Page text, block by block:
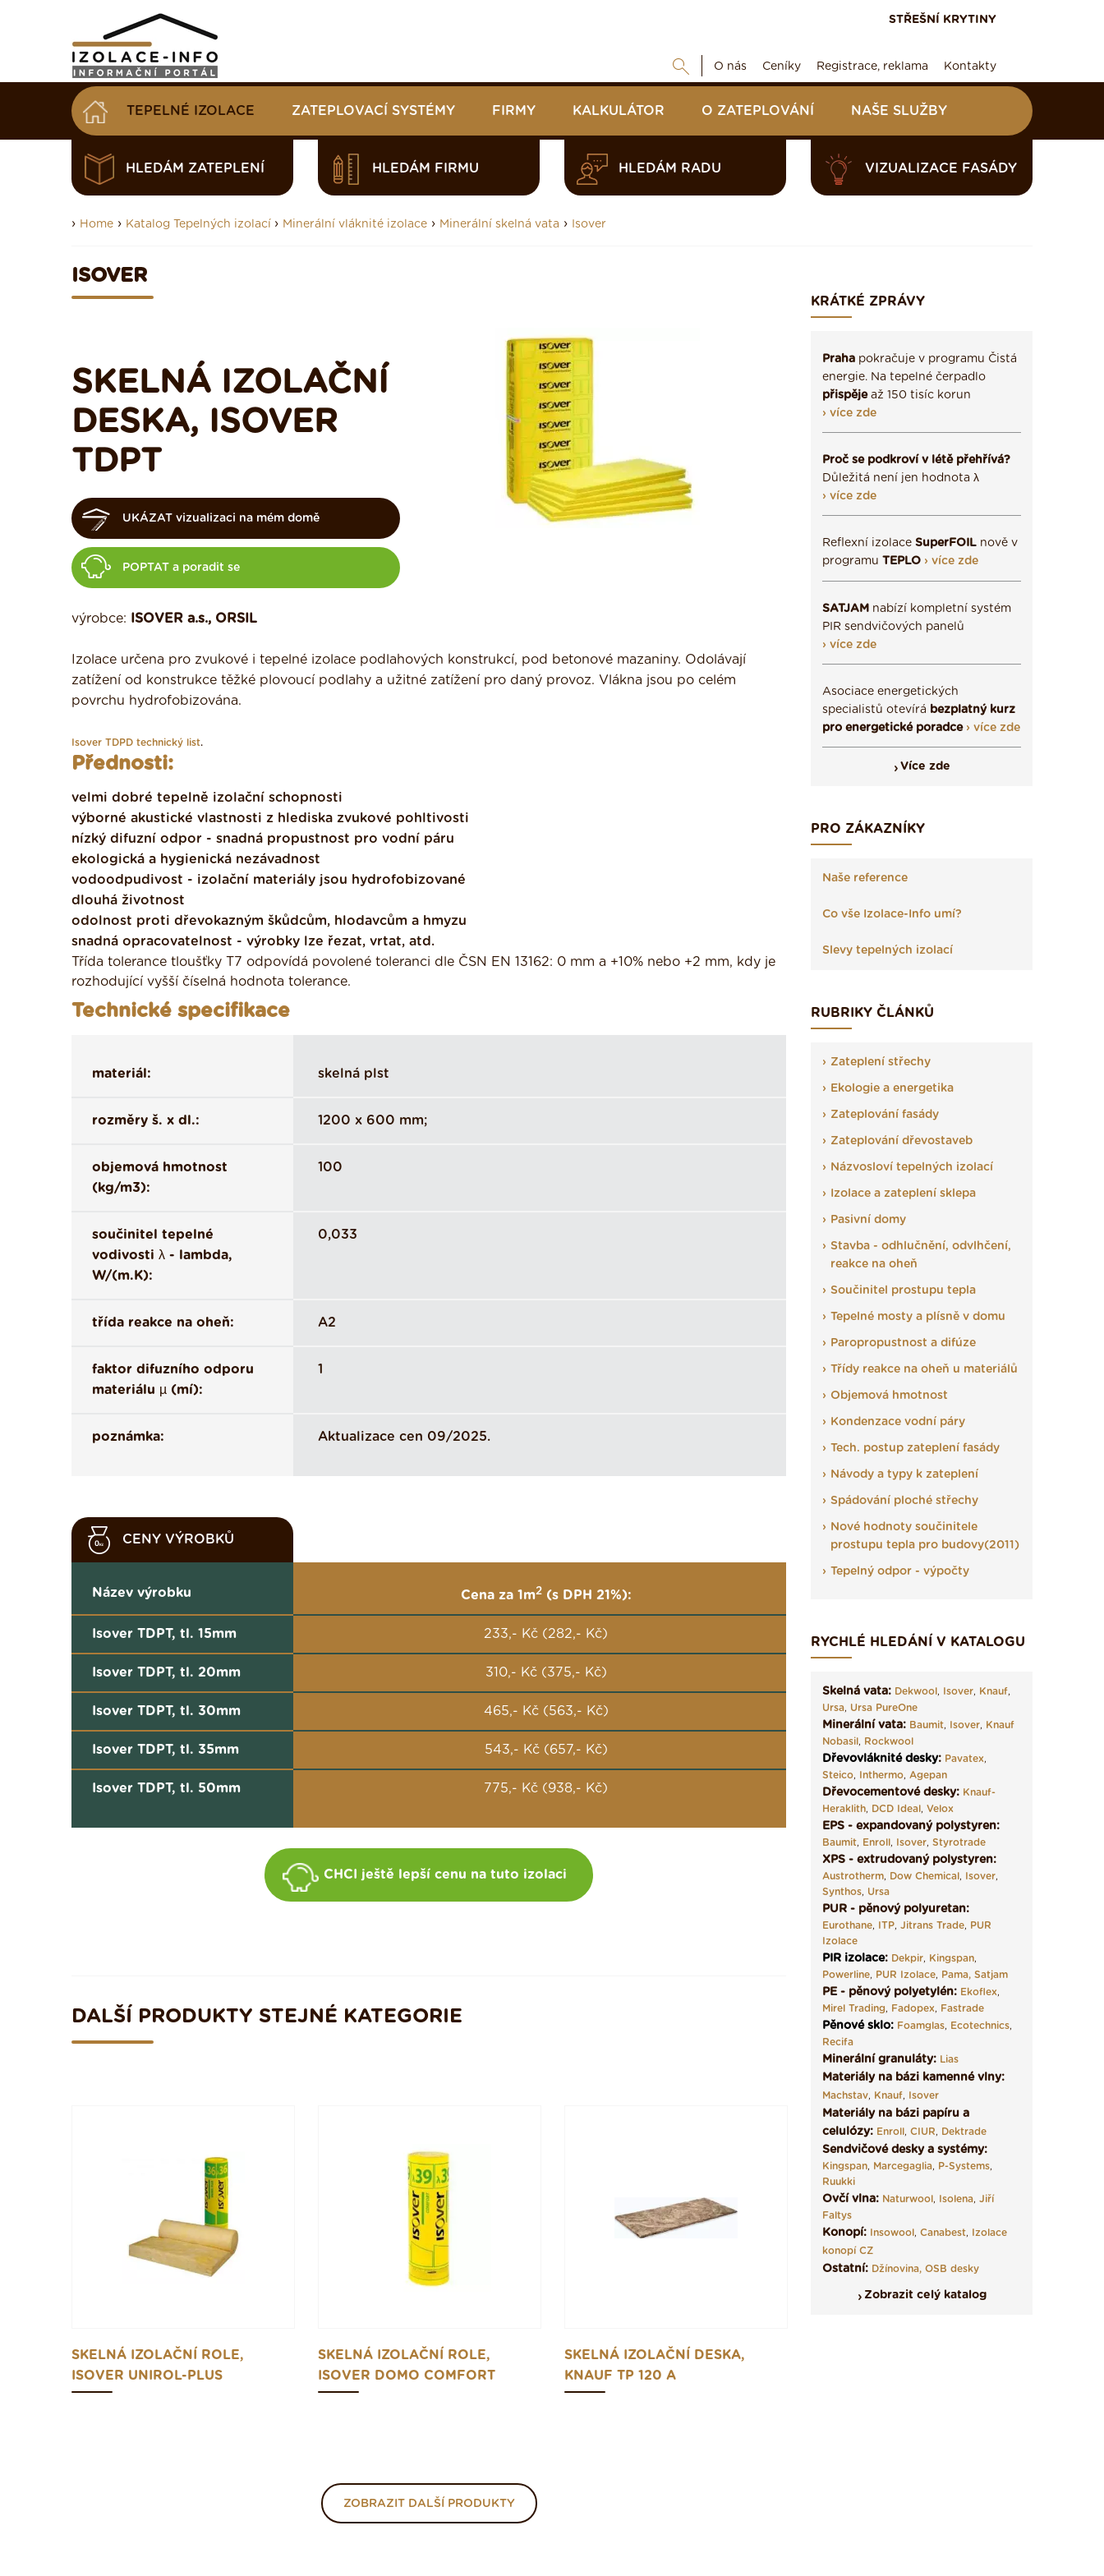
STŘEŠNÍ KRYTINY
O nás Ceníky Registrace, reklama Kontakty
TEPELNÉ IZOLACE ZATEPLOVACÍ SYSTÉMY FIRMY KALKULÁTOR O ZATEPLOVÁNÍ NAŠE SLUŽBY
HLEDÁM ZATEPLENÍ HLEDÁM FIRMU HLEDÁM RADU VIZUALIZACE FASÁDY
› Home › Katalog Tepelných izolací › Minerální vláknité izolace › Minerální skelná vata › Isover
ISOVER
SKELNÁ IZOLAČNÍ
DESKA, ISOVER
TDPT
UKÁZAT vizualizaci na mém domě
POPTAT a poradit se
výrobce: ISOVER a.s., ORSIL
Izolace určena pro zvukové i tepelné izolace podlahových konstrukcí, pod betonové mazaniny. Odolávají
zatížení od konstrukce těžké plovoucí podlahy a užitné zatížení pro daný provoz. Vlákna jsou po celém
povrchu hydrofobizována.
Isover TDPD technický list.
Přednosti:
velmi dobré tepelně izolační schopnosti
výborné akustické vlastnosti z hlediska zvukové pohltivosti
nízký difuzní odpor - snadná propustnost pro vodní páru
ekologická a hygienická nezávadnost
vodoodpudivost - izolační materiály jsou hydrofobizované
dlouhá životnost
odolnost proti dřevokazným škůdcům, hlodavcům a hmyzu
snadná opracovatelnost - výrobky lze řezat, vrtat, atd.
Třída tolerance tloušťky T7 odpovídá povolené toleranci dle ČSN EN 13162: 0 mm a +10% nebo +2 mm, kdy je
rozhodující vyšší číselná hodnota tolerance.
Technické specifikace
materiál: skelná plst
rozměry š. x dl.: 1200 x 600 mm;
objemová hmotnost
(kg/m3):
100
součinitel tepelné
vodivosti λ - lambda,
W/(m.K):
0,033
třída reakce na oheň: A2
faktor difuzního odporu
materiálu µ (mí):
1
poznámka: Aktualizace cen 09/2025.
CENY VÝROBKŮ
Název výrobku Cena za 1m2(s DPH 21%):
Isover TDPT, tl. 15mm 233,- Kč (282,- Kč)
Isover TDPT, tl. 20mm 310,- Kč (375,- Kč)
Isover TDPT, tl. 30mm 465,- Kč (563,- Kč)
Isover TDPT, tl. 35mm 543,- Kč (657,- Kč)
Isover TDPT, tl. 50mm 775,- Kč (938,- Kč)
CHCI ještě lepší cenu na tuto izolaci
DALŠÍ PRODUKTY STEJNÉ KATEGORIE
SKELNÁ IZOLAČNÍ ROLE,
ISOVER UNIROL-PLUS
SKELNÁ IZOLAČNÍ ROLE,
ISOVER DOMO COMFORT
SKELNÁ IZOLAČNÍ DESKA,
KNAUF TP 120 A
ZOBRAZIT DALŠÍ PRODUKTY
KRÁTKÉ ZPRÁVY
Praha pokračuje v programu Čistá
energie. Na tepelné čerpadlo
přispějeaž 150 tisíc korun
› více zde
Proč se podkroví v létě přehřívá?
Důležitá není jen hodnota λ
› více zde
Reflexní izolace SuperFOIL nově v
programu TEPLO › více zde
SATJAM nabízí kompletní systém
PIR sendvičových panelů
› více zde
Asociace energetických
specialistů otevírá bezplatný kurz
pro energetické poradce › více zde
Více zde
PRO ZÁKAZNÍKY
Naše reference
Co vše Izolace-Info umí?
Slevy tepelných izolací
RUBRIKY ČLÁNKŮ
Zateplení střechy
Ekologie a energetika
Zateplování fasády
Zateplování dřevostaveb
Názvosloví tepelných izolací
Izolace a zateplení sklepa
Pasivní domy
Stavba - odhlučnění, odvlhčení,
reakce na oheň
Součinitel prostupu tepla
Tepelné mosty a plísně v domu
Paropropustnost a difúze
Třídy reakce na oheň u materiálů
Objemová hmotnost
Kondenzace vodní páry
Tech. postup zateplení fasády
Návody a typy k zateplení
Spádování ploché střechy
Nové hodnoty součinitele
prostupu tepla pro budovy(2011)
Tepelný odpor - výpočty
RYCHLÉ HLEDÁNÍ V KATALOGU
Skelná vata: Dekwool, Isover, Knauf,
Ursa, Ursa PureOne
Minerální vata: Baumit, Isover, Knauf
Nobasil, Rockwool
Dřevovláknité desky: Pavatex,
Steico, Inthermo, Agepan
Dřevocementové desky: Knauf-
Heraklith, DCD Ideal, Velox
EPS - expandovaný polystyren:
Baumit, Enroll, Isover, Styrotrade
XPS - extrudovaný polystyren:
Austrotherm, Dow Chemical, Isover,
Synthos, Ursa
PUR - pěnový polyuretan:
Eurothane, ITP, Jitrans Trade, PUR
Izolace
PIR izolace: Dekpir, Kingspan,
Powerline, PUR Izolace, Pama, Satjam
PE - pěnový polyetylén: Ekoflex,
Mirel Trading, Fadopex, Fastrade
Pěnové sklo: Foamglas, Ecotechnics,
Recifa
Minerální granuláty: Lias
Materiály na bázi kamenné vlny:
Machstav, Knauf, Isover
Materiály na bázi papíru a
celulózy: Enroll, CIUR, Dektrade
Sendvičové desky a systémy:
Kingspan, Marcegaglia, P-Systems,
Ruukki
Ovčí vlna: Naturwool, Isolena, Jiří
Faltys
Konopí: Insowool, Canabest, Izolace
konopí CZ
Ostatní: Džínovina, OSB desky
Zobrazit celý katalog